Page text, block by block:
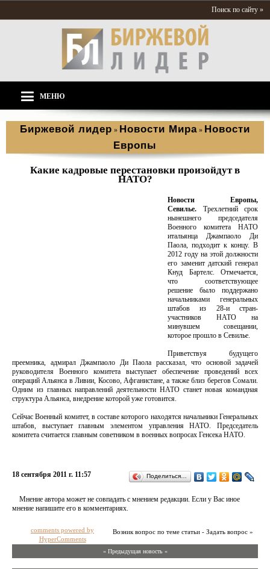
Поиск по сайту »
МЕНЮ
Биржевой лидер » Новости Мира » Новости
Европы
Какие кадровые перестановки произойдут в
НАТО?
Новости Европы,
Севилье. Трехлетний срок
нынешнего председателя
Военного комитета НАТО
итальянца Джампаоло Ди
Паола, подходит к концу. В
2012 году на этой должности
его заменит датский генерал
Кнуд Бартелс. Отмечается,
что соответствующее
решение было поддержано
начальниками генеральных
штабов из 28-и стран-
участников НАТО на
минувшем совещании,
которое прошло в Севилье.
Приветствуя будущего
преемника, адмирал Джампаоло Ди Паола рассказал, что основой задачей
руководителя Военного комитета выступает обеспечение проведений всех
операций Альянса в Ливии, Косово, Афганистане, а также близ берегов Сомали.
Одним из главных направлений деятельности НАТО станет новая командная
структура Альянса, внедрение которой уже готовится.
Сейчас Военный комитет, в составе которого находятся начальники Генеральных
штабов, выступает главным элементом управления НАТО. Председатель
комитета считается главным советником в военных вопросах Генсека НАТО.
18 сентября 2011 г. 11:57 Поделиться…
Мнение автора может не совпадать с мнением редакции. Если у Вас иное
мнение напишите его в комментариях.
Возник вопрос по теме статьи - Задать вопрос »
comments powered by
HyperComments
« Предыдущая новость «